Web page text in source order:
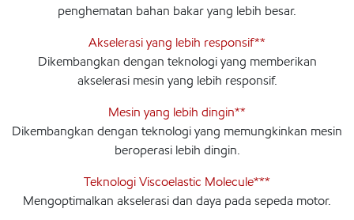
penghematan bahan bakar yang lebih besar.
Akselerasi yang lebih responsif**
Dikembangkan dengan teknologi yang memberikan
akselerasi mesin yang lebih responsif.
Mesin yang lebih dingin**
Dikembangkan dengan teknologi yang memungkinkan mesin
beroperasi lebih dingin.
Teknologi Viscoelastic Molecule***
Mengoptimalkan akselerasi dan daya pada sepeda motor.